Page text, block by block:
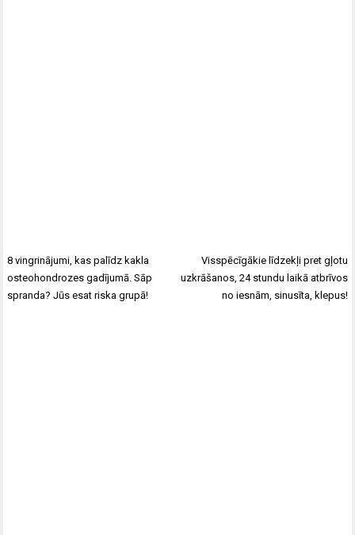
8 vingrinājumi, kas palīdz kakla
osteohondrozes gadījumā. Sāp
spranda? Jūs esat riska grupā!
Visspēcīgākie līdzekļi pret gļotu
uzkrāšanos, 24 stundu laikā atbrīvos
no iesnām, sinusīta, klepus!